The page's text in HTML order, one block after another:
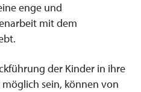
enge und
mit dem
der Kinder in ihre
sein, können von